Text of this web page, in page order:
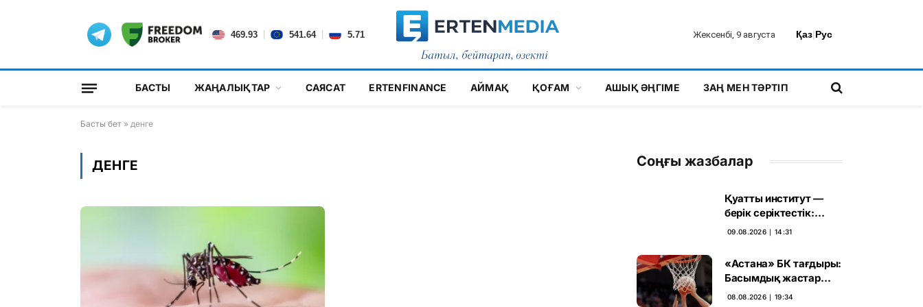
469.93 541.64 5.71 Жексенбі, 9 августа Қаз|Рус
БАСТЫ ЖАҢАЛЫҚТАР САЯСАТ ERTENFINANCE АЙМАҚ ҚОҒАМ АШЫҚ ӘҢГІМЕ ЗАҢ МЕН ТӘРТІП
Басты бет » денге
ДЕНГЕ Соңғы жазбалар
Қуатты институт —
берік серіктестік:
Оливер Ролофс
09.08.2026 ∣ 14:31
«Астана» БК тағдыры:
Басымдық жастар
баскетболына
08.08.2026 ∣ 19:34